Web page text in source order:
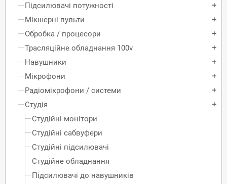
Підсилювачі потужності add
Мікшерні пульти add
Обробка / процесори add
Трасляційне обладнання 100v add
Навушники add
Мікрофони add
Радіомікрофони / системи add
Студія add
Студійні монітори
Студійні сабвуфери
Студійні підсилювачі
Студійне обладнання
Підсилювачі до навушників